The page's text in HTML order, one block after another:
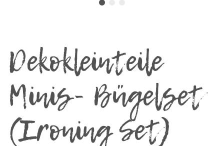
Dekokleinteile
Minis- Bügelset
(Ironing Set)